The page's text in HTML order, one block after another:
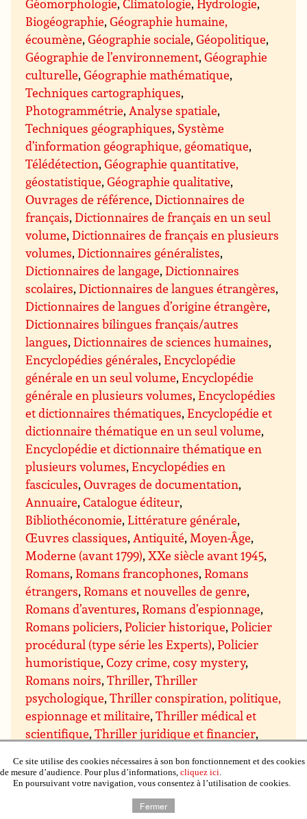
Biogéographie,Géographie humaine,
écoumène,Géographie sociale,Géopolitique,
Géographie de l’environnement,Géographie
culturelle,Géographie mathématique,
Techniques cartographiques,
Photogrammétrie, Analyse spatiale,
Techniques géographiques, Système
d’information géographique, géomatique,
Télédétection,Géographie quantitative,
géostatistique,Géographie qualitative,
Ouvrages de référence,Dictionnaires de
français,Dictionnaires de français en un seul
volume,Dictionnaires de français en plusieurs
volumes,Dictionnaires généralistes,
Dictionnaires de langage,Dictionnaires
scolaires,Dictionnaires de langues étrangères,
Dictionnaires de langues d’origine étrangère,
Dictionnaires bilingues français/autres
langues,Dictionnaires de sciences humaines,
Encyclopédies générales,Encyclopédie
générale en un seul volume,Encyclopédie
générale en plusieurs volumes,Encyclopédies
et dictionnaires thématiques,Encyclopédie et
dictionnaire thématique en un seul volume,
Encyclopédie et dictionnaire thématique en
plusieurs volumes,Encyclopédies en
fascicules,Ouvrages de documentation,
Annuaire,Catalogue éditeur,
Bibliothéconomie,Littérature générale,
Œuvres classiques, Antiquité, Moyen-Âge,
Moderne (avant 1799),XXe siècle avant 1945,
Romans,Romans francophones,Romans
étrangers,Romans et nouvelles de genre,
Romans d’aventures,Romans d’espionnage,
Romans policiers,Policier historique,Policier
procédural (type série les Experts),Policier
humoristique,Cozy crime, cosy mystery,
Romans noirs,Thriller,Thriller
psychologique,Thriller conspiration, politique,
espionnage et militaire,Thriller médical et
scientifique,Thriller juridique et financier,
sentimentaux,Sentimental contemporain,
Sentimental suspens,Sentimental historique,
Sentimental paranormal, bit-lit
Ce site utilise des cookies nécessaires à son bon fonctionnement et des cookies
de mesure d’audience. Pour plus d’informations, cliquez ici.
En poursuivant votre navigation, vous consentez à l’utilisation de cookies.
Fermer